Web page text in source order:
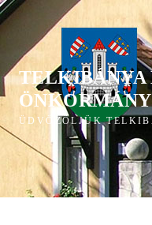
Ugrás
a
tartalomra
TELKIBÁNYA
ÜDVÖZÖLJÜK